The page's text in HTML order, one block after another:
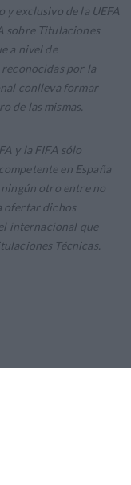
exclusivo de la UEFA
sobre Titulaciones
a nivel de
por la
conlleva formar
de las mismas.
y la FIFA sólo
en España
otro entre no
ofertar dichos
internacional que
Técnicas.